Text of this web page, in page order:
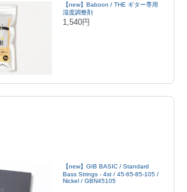
【new】Baboon / THE ギター専用
湿度調整剤
1,540円
【new】GIB BASIC / Standard
Bass Strings - 4st / 45-65-85-105 /
Nickel / GBN45105